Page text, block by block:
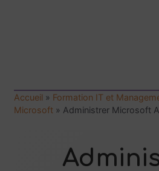
Accueil » Formation IT et
Microsoft » Administrer Microsoft